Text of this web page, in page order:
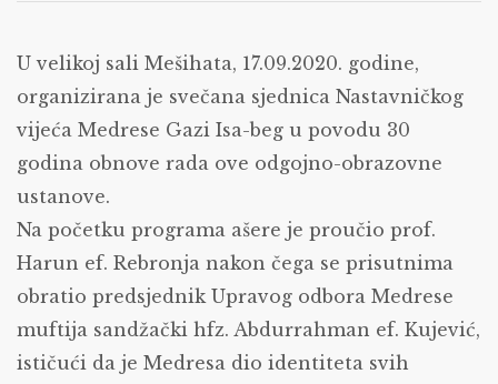
U velikoj sali Mešihata, 17.09.2020. godine,
organizirana je svečana sjednica Nastavničkog
vijeća Medrese Gazi Isa-beg u povodu 30
godina obnove rada ove odgojno-obrazovne
ustanove.
Na početku programa ašere je proučio prof.
Harun ef. Rebronja nakon čega se prisutnima
obratio predsjednik Upravog odbora Medrese
muftija sandžački hfz. Abdurrahman ef. Kujević,
ističući da je Medresa dio identiteta svih